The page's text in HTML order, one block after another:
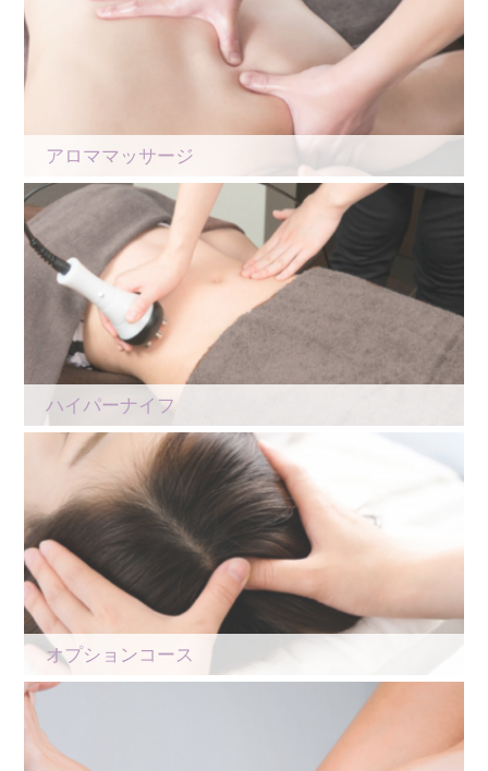
アロママッサージ
ハイパーナイフ
オプションコース